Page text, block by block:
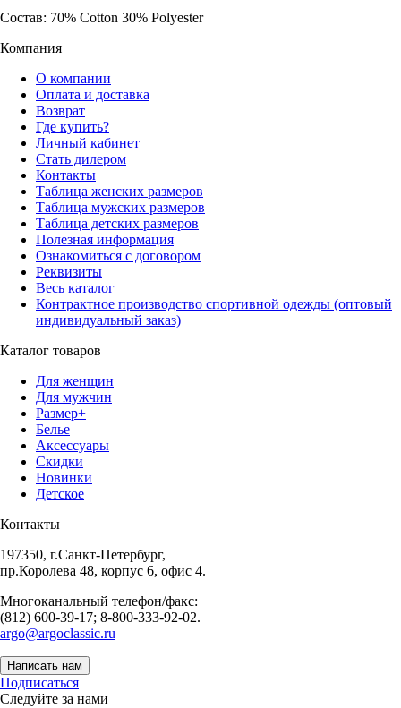
Состав: 70% Cotton 30% Polyester
Компания
О компании
Оплата и доставка
Возврат
Где купить?
Личный кабинет
Стать дилером
Контакты
Таблица женских размеров
Таблица мужских размеров
Таблица детских размеров
Полезная информация
Ознакомиться с договором
Реквизиты
Весь каталог
Контрактное производство спортивной одежды (оптовый
индивидуальный заказ)
Каталог товаров
Для женщин
Для мужчин
Размер+
Белье
Аксессуары
Скидки
Новинки
Детское
Контакты
197350, г.Санкт-Петербург,
пр.Королева 48, корпус 6, офис 4.
Многоканальный телефон/факс:
(812) 600-39-17; 8-800-333-92-02.
argo@argoclassic.ru
Написать нам
Подписаться
Следуйте за нами